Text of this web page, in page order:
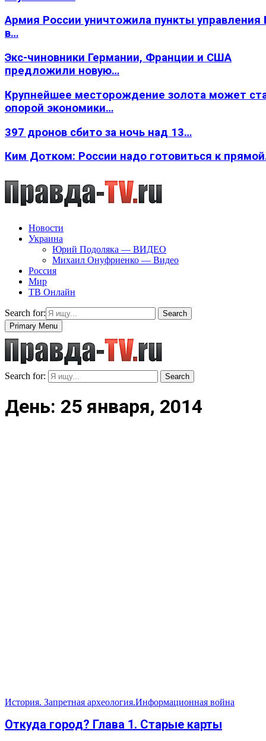
Армия России уничтожила пункты
в…
Экс-чиновники Германии, Франции и США
предложили новую…
Крупнейшее месторождение золота может
опорой экономики…
397 дронов сбито за ночь над 13…
Ким Дотком: России надо готовиться к
Новости
Украина
Юрий Подоляка — ВИДЕО
Михаил Онуфриенко — Видео
Россия
Мир
ТВ Онлайн
Search for:
Search
Primary Menu
Search for: Search
День: 25 января, 2014
История. Запретная археология.Информационная война
Откуда город? Глава 1. Старые карты